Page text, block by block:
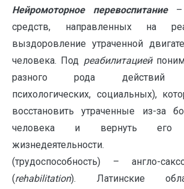
Нейромоторное перевоспитание–
средств, направленных на
выздоровление утраченной
человека. Под реабилитацией
разного рода действий
психологических, социальных),
восстановить утраченные из-за
человека и вернуть
жизнедеятельности.
(трудоспособность) – англо-
(rehabilitation). Латинские